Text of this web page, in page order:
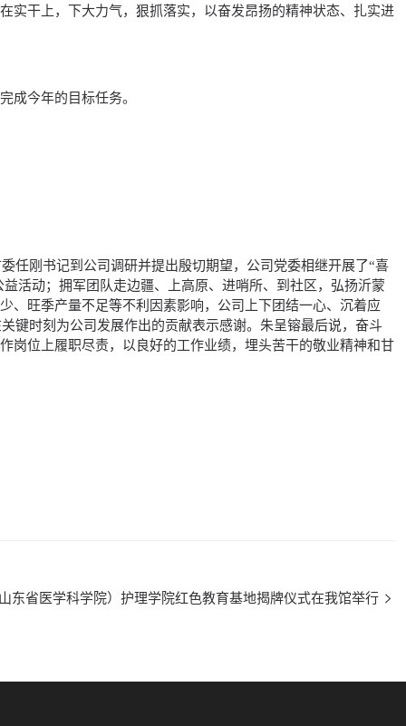
实干上，下大力气，狠抓落实，以奋发昂扬的精神状态、扎实进
成今年的目标任务。
任刚书记到公司调研并提出殷切期望，公司党委相继开展了“喜
活动；拥军团队走边疆、上高原、进哨所、到社区，弘扬沂蒙
、旺季产量不足等不利因素影响，公司上下团结一心、沉着应
键时刻为公司发展作出的贡献表示感谢。朱呈镕最后说，奋斗
岗位上履职尽责，以良好的工作业绩，埋头苦干的敬业精神和甘
东省医学科学院）护理学院红色教育基地揭牌仪式在我馆举行